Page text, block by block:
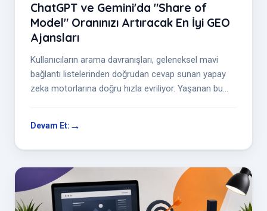
ChatGPT ve Gemini'da "Share of
Model" Oranınızı Artıracak En İyi GEO
Ajansları
Kullanıcıların arama davranışları, geleneksel mavi
bağlantı listelerinden doğrudan cevap sunan yapay
zeka motorlarına doğru hızla evriliyor. Yaşanan bu
Devam Et: